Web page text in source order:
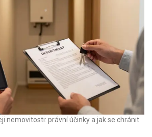
nemovitosti: právní účinky a jak se chránit